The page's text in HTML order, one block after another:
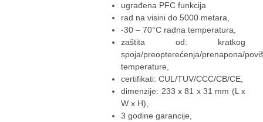
ugrađena PFC funkcija
rad na visini do 5000 metara,
-30 – 70°C radna temperatura,
zaštita od: kratkog
spoja/preopterećenja/prenapona/
temperature,
certifikati: CUL/TUV/CCC/CB/CE,
dimenzije: 233 x 81 x 31 mm (L x
W x H),
3 godine garancije,